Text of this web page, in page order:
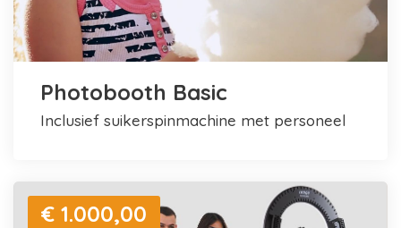
Photobooth Basic
inclusief suikerspinmachine met personeel
€ 1.000,00